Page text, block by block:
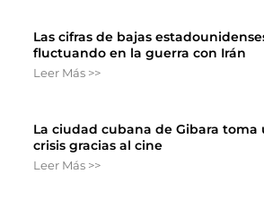
Las cifras de bajas
fluctuando en la guerra con Irán
Leer Más >>
La ciudad cubana de Gibara toma
crisis gracias al cine
Leer Más >>